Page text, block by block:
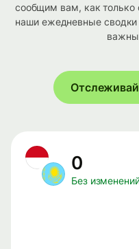
сообщим вам, как только
наши ежедневные сводки
0
Без